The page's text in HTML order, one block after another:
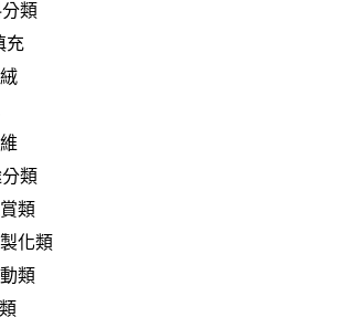
類
充
類
類
化類
類